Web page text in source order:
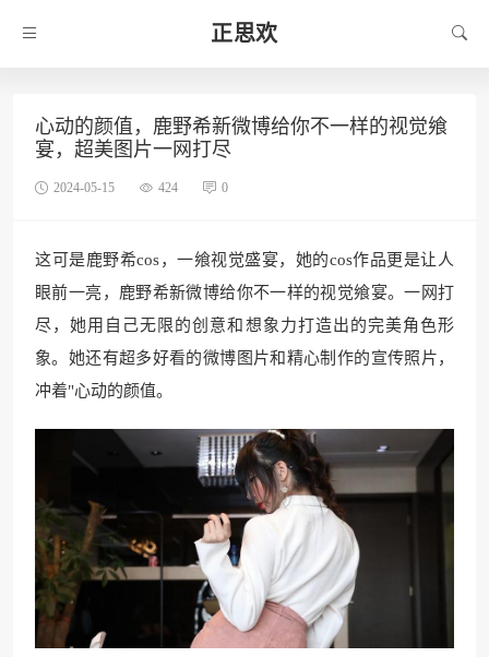
正思欢
心动的颜值，鹿野希新微博给你不一样的视觉飨
宴，超美图片一网打尽
2024-05-15 424 0
这可是鹿野希cos，一飨视觉盛宴，她的cos作品更是让人
眼前一亮，鹿野希新微博给你不一样的视觉飨宴。一网打
尽，她用自己无限的创意和想象力打造出的完美角色形
象。她还有超多好看的微博图片和精心制作的宣传照片，
冲着"心动的颜值。